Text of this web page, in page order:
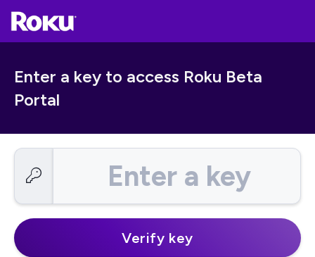
Enter a key to access Roku Beta
Portal
Enter a key